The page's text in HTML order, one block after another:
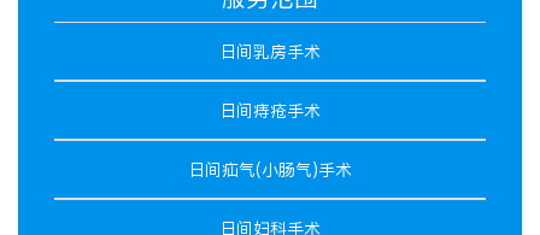
日间乳房手术
日间痔疮手术
日间疝气(小肠气)手术
日间妇科手术